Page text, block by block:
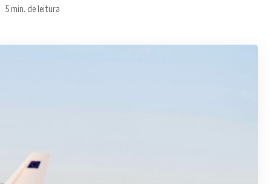
5 min. de leitura